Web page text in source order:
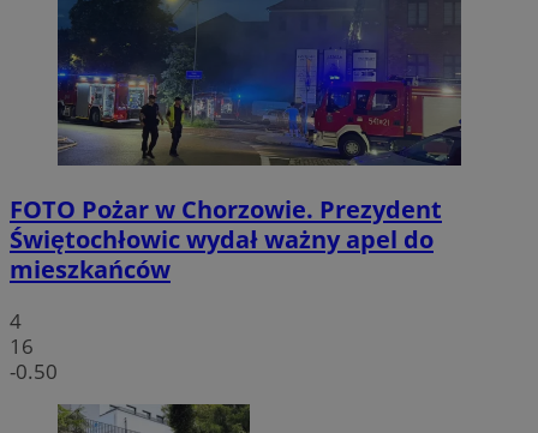
FOTO Pożar w Chorzowie. Prezydent
Świętochłowic wydał ważny apel do
mieszkańców
4
16
-0.50